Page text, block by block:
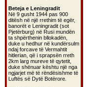
Beteja e Leningradit
Në 9 gusht 1944 pas 900
ditësh në një rrethim të egër,
banorët e Leningradit (sot
Pjetërburg) në Rusi mundën
ta shpërthenin bllokadën,
duke u hedhur në kundërsulm
ndaj forcave të Vermahtit
hitlerian, që i sprapsën rreth
2km larg mureve të qytetit,
duke shënuar kështu një nga
ngjarjet më të rëndësishme të
Luftës së Dytë Botërore.